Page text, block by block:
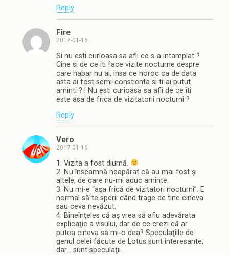
Reply
Fire
2017-01-16
Si nu esti curioasa sa afli ce s-a intamplat ?
Cine si de ce iti face vizite nocturne despre
care habar nu ai, insa ce noroc ca de data
asta ai fost semi-constienta si ti-ai putut
aminti ? ! Nu esti curioasa sa afli de ce iti
este asa de frica de vizitatorii nocturni ?
Reply
Vero
2017-01-16
1. Vizita a fost diurnă.
2. Nu înseamnă neapărat că au mai fost şi
altele, de care nu-mi aduc aminte.
3. Nu mi-e “aşa frică de vizitatori nocturni”. E
normal să te sperii când trage de tine cineva
sau ceva nevăzut.
4. Bineînţeles că aş vrea să aflu adevărata
explicaţie a visului, dar de ce crezi că ar
putea cineva să mi-o dea? Speculaţiile de
genul celei făcute de Lotus sunt interesante,
dar… sunt speculaţii.